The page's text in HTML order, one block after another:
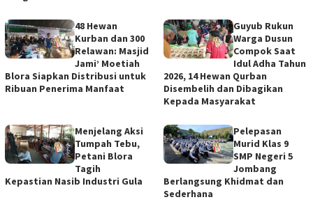
48 Hewan
Kurban dan 300
Relawan: Masjid
Jami’ Moetiah
Blora Siapkan Distribusi untuk
Ribuan Penerima Manfaat
Guyub Rukun
Warga Dusun
Compok Saat
Idul Adha Tahun
2026, 14 Hewan Qurban
Disembelih dan Dibagikan
Kepada Masyarakat
Menjelang Aksi
Tumpah Tebu,
Petani Blora
Tagih
Kepastian Nasib Industri Gula
Pelepasan
Murid Klas 9
SMP Negeri 5
Jombang
Berlangsung Khidmat dan
Sederhana